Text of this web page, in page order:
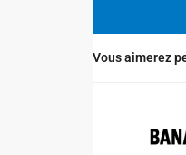
Vous aimerez